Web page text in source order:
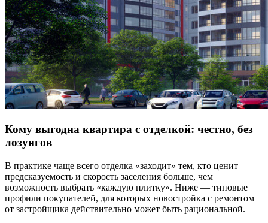
Кому выгодна квартира с отделкой: честно, без
лозунгов
В практике чаще всего отделка «заходит» тем, кто ценит
предсказуемость и скорость заселения больше, чем
возможность выбрать «каждую плитку». Ниже — типовые
профили покупателей, для которых новостройка с ремонтом
от застройщика действительно может быть рациональной.